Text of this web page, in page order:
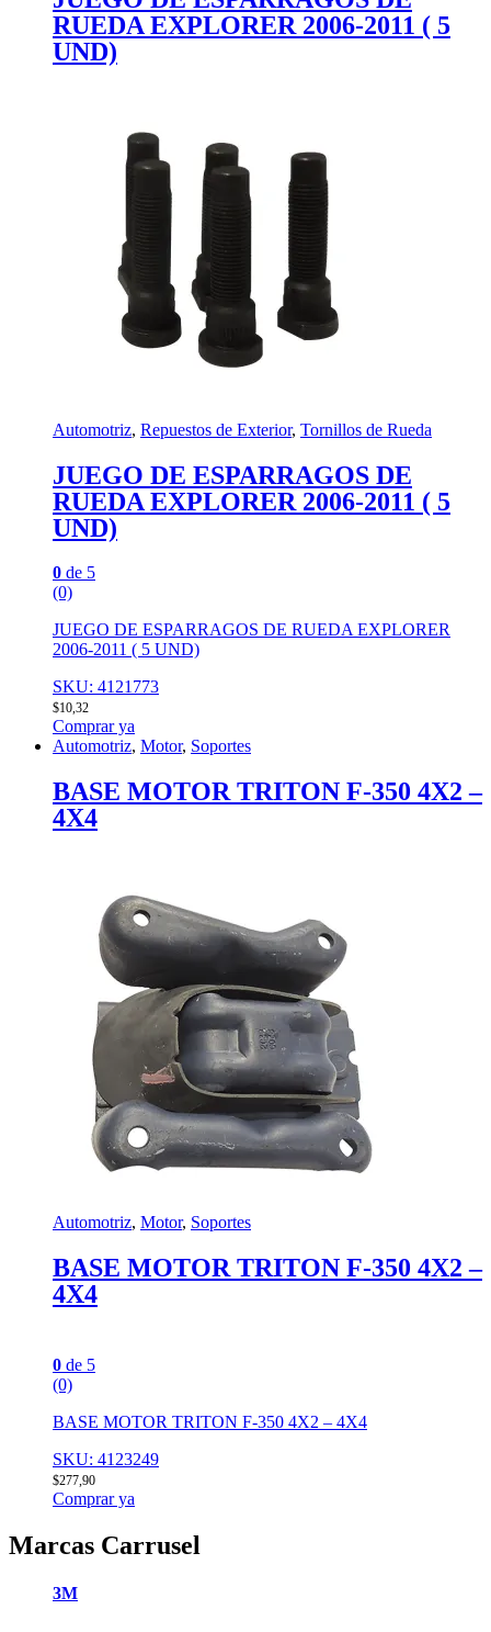
RUEDA EXPLORER 2006-2011 ( 5
UND)
Automotriz, Repuestos de Exterior, Tornillos de Rueda
JUEGO DE ESPARRAGOS DE
RUEDA EXPLORER 2006-2011 ( 5
UND)
0 de 5
(0)
JUEGO DE ESPARRAGOS DE RUEDA EXPLORER
2006-2011 ( 5 UND)
SKU: 4121773
$10,32
Comprar ya
Automotriz, Motor, Soportes
BASE MOTOR TRITON F-350 4X2 –
4X4
Automotriz, Motor, Soportes
BASE MOTOR TRITON F-350 4X2 –
4X4
0 de 5
(0)
BASE MOTOR TRITON F-350 4X2 – 4X4
SKU: 4123249
$277,90
Comprar ya
Marcas Carrusel
3M